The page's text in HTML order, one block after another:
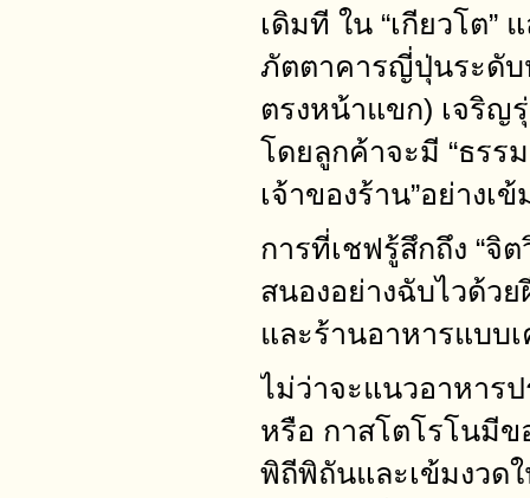
เดิมที ใน “เกียวโต”
ภัตตาคารญี่ปุ่นระดับ
ตรงหน้าแขก) เจริญรุ่
โดยลูกค้าจะมี “ธรร
เจ้าของร้าน”อย่างเข้
การที่เชฟรู้สึกถึง “จิ
สนองอย่างฉับไวด้ว
และร้านอาหารแบบเ
ไม่ว่าจะแนวอาหาร
หรือ กาสโตโรโนมีข
พิถีพิถันและเข้มงวด